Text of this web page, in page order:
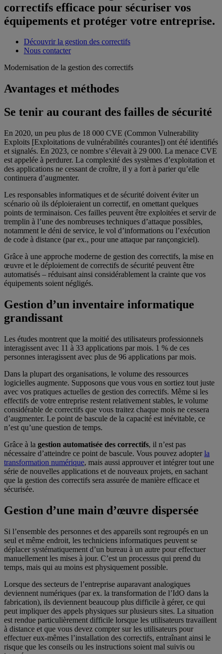
correctifs efficace pour sécuriser vos
équipements et protéger votre entreprise.
Découvrir la gestion des correctifs
Nous contacter
Modernisation de la gestion des correctifs
Avantages et méthodes
Se tenir au courant des failles de sécurité
En 2020, un peu plus de 18 000 CVE (Common Vulnerability
Exploits [Exploitations de vulnérabilités courantes]) ont été identifiés
et signalés. En 2023, ce nombre s’élevait à 29 000. La menace CVE
est appelée à perdurer. La complexité des systèmes d’exploitation et
des applications ne cessant de croître, il y a fort à parier qu’elle
continuera d’augmenter.
Les responsables informatiques et de sécurité doivent éviter un
scénario où ils déploieraient un correctif, en omettant quelques
points de terminaison. Ces failles peuvent être exploitées et servir de
tremplin à l’une des nombreuses techniques d’attaque possibles,
notamment le déni de service, le vol d’informations ou l’exécution
de code à distance (par ex., pour une attaque par rançongiciel).
Grâce à une approche moderne de gestion des correctifs, la mise en
œuvre et le déploiement de correctifs de sécurité peuvent être
automatisés – réduisant ainsi considérablement la crainte que vos
équipements soient négligés.
Gestion d’un inventaire informatique
grandissant
Les études montrent que la moitié des utilisateurs professionnels
interagissent avec 11 à 33 applications par mois. 1 % de ces
personnes interagissent avec plus de 96 applications par mois.
Dans la plupart des organisations, le volume des ressources
logicielles augmente. Supposons que vous vous en sortiez tout juste
avec vos pratiques actuelles de gestion des correctifs. Même si les
effectifs de votre entreprise restent relativement stables, le volume
considérable de correctifs que vous traitez chaque mois ne cessera
d’augmenter. Le point de bascule de la capacité est inévitable, ce
n’est qu’une question de temps.
Grâce à la gestion automatisée des correctifs, il n’est pas
nécessaire d’atteindre ce point de bascule. Vous pouvez adopterla
transformation numérique, mais aussi approuver et intégrer tout une
série de nouvelles applications et de nouveaux projets, en sachant
que la gestion des correctifs sera assurée de manière efficace et
sécurisée.
Gestion d’une main d’œuvre dispersée
Si l’ensemble des personnes et des appareils sont regroupés en un
seul et même endroit, les techniciens informatiques peuvent se
déplacer systématiquement d’un bureau à un autre pour effectuer
manuellement les mises à jour. C’est un processus qui prend du
temps, mais qui au moins est physiquement possible.
Lorsque des secteurs de l’entreprise auparavant analogiques
deviennent numériques (par ex. la transformation de l’IdO dans la
fabrication), ils deviennent beaucoup plus difficile à gérer, ce qui
peut impliquer des appels physiques sur plusieurs sites. La situation
est rendue particulièrement difficile lorsque les utilisateurs travaillent
à distance et que vous devez compter sur les utilisateurs pour
effectuer eux-mêmes l’installation des correctifs, entraînant ainsi le
risque que les conseils ou les instructions soient mal suivis ou